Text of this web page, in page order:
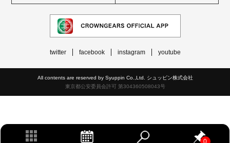
0
twitter facebook instagram youtube
All contents are reserved by Syuppin Co.,Ltd. シュッピン株式会社
東京都公安委員会許可 第304360508043号